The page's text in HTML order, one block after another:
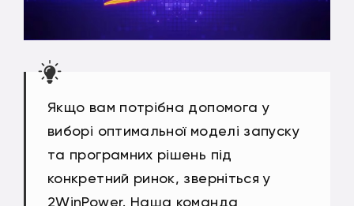
Якщо вам потрібна допомога у
виборі оптимальної моделі запуску
та програмних рішень під
конкретний ринок, зверніться у
2WinPower. Наша команда